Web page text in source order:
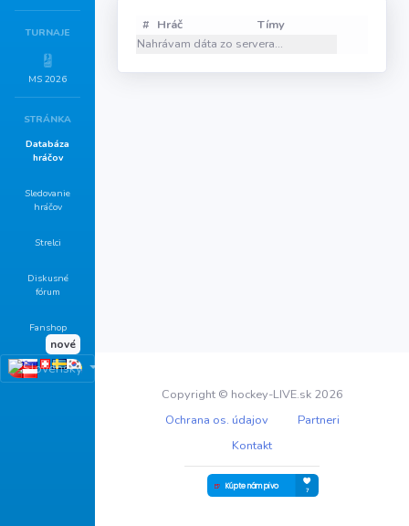
TURNAJE
MS 2026
STRÁNKA
Databáza
hráčov
Sledovanie
hráčov
Strelci
Diskusné
fórum
Fanshop
nové
# Hráč
Tímy
Nahrávam dáta zo servera...
Copyright © hockey-LIVE.sk 2026
Ochrana os. údajov
Partneri
Kontakt